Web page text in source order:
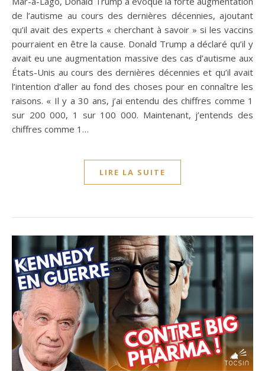
de l’autisme au cours des dernières décennies, ajoutant
qu’il avait des experts « cherchant à savoir » si les vaccins
pourraient en être la cause. Donald Trump a déclaré qu’il y
avait eu une augmentation massive des cas d’autisme aux
États-Unis au cours des dernières décennies et qu’il avait
l’intention d’aller au fond des choses pour en connaître les
raisons. « Il y a 30 ans, j’ai entendu des chiffres comme 1
sur 200 000, 1 sur 100 000. Maintenant, j’entends des
chiffres comme 1…
LIRE LA SUITE